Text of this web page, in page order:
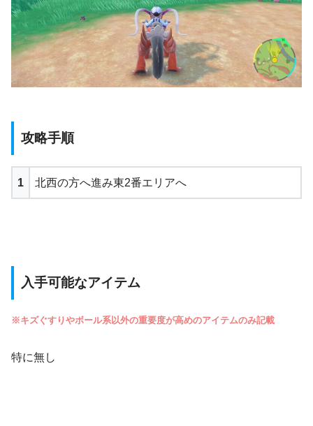
攻略手順
1 北西の方へ進み東2番エリアへ
入手可能なアイテム
※キズぐすりやボール系以外の重要度が高めのアイテムのみ記載
特に無し